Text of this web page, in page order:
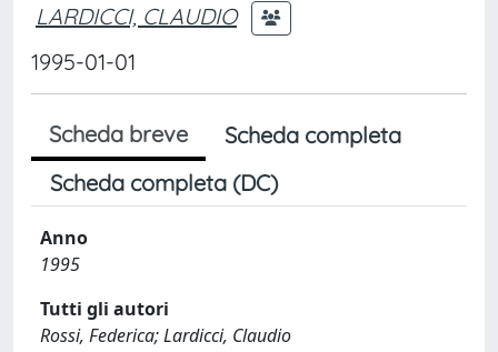
LARDICCI, CLAUDIO
1995-01-01
Scheda breve
Scheda completa
Scheda completa (DC)
Anno
1995
Tutti gli autori
Rossi, Federica; Lardicci, Claudio